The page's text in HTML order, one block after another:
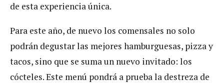
de esta experiencia única.
Para este año, de nuevo los comensales no solo
podrán degustar las mejores hamburguesas, pizza y
tacos, sino que se suma un nuevo invitado: los
cócteles. Este menú pondrá a prueba la destreza de